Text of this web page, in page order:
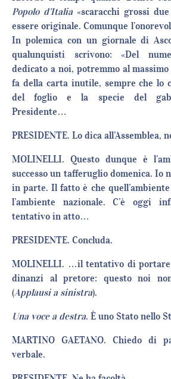
Popolo d’Italia«scaracchi grossi
essere originale. Comunque
In polemica con un giornale di
qualunquisti scrivono: «Del
dedicato a noi, potremmo al massimo
fa della carta inutile, sempre che lo
del foglio e la specie del
Presidente…
PRESIDENTE. Lo dica all’Assemblea,
MOLINELLI. Questo dunque è
successo un tafferuglio domenica. Io
in parte. Il fatto è che
l’ambiente nazionale. C’è oggi
tentativo in atto…
PRESIDENTE. Concluda.
MOLINELLI. …il tentativo di portare
dinanzi al pretore: questo noi
(Applausi a sinistra).
Una voce a destra. È uno Stato nello
MARTINO GAETANO. Chiedo di
verbale.